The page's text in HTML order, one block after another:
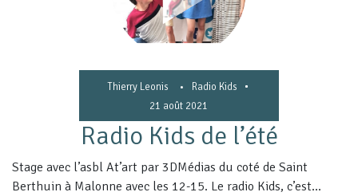
Thierry Leonis • Radio Kids •
21 août 2021
Radio Kids de l’été
Stage avec l’asbl At’art par 3DMédias du coté de Saint
Berthuin à Malonne avec les 12-15. Le radio Kids, c’est...